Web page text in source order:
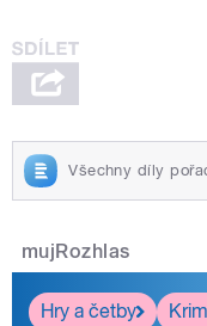
Všechny díly
mujRozhlas
Hry a četby